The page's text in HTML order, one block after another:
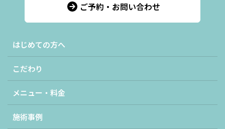
ご予約・お問い合わせ
はじめての方へ
こだわり
メニュー・料金
施術事例